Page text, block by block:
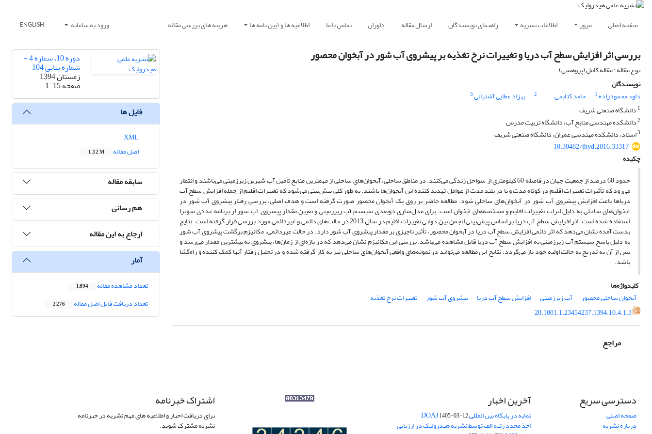
صفحه اصلی مرور اطلاعات نشریه راهنمای نویسندگان ارسال مقاله داوران تماس با ما اطلاعیه ها و آیین نامه ها هزینه های بررسی مقاله ورود به سامانه ENGLISH
بررسی اثر افزایش سطح آب دریا و تغییرات نرخ تغذیه بر پیشروی آب شور در آبخوان محصور
نوع مقاله : مقاله کامل (پژوهشی)
نویسندگان
داود محمودزاده1 حامد کتابچی 2 بهزاد عطایی آشتیانی3
1 دانشگاه صنعتی شریف
2دانشکده مهندسی منابع آب، دانشگاه تربیت مدرس
3استاد، دانشکده مهندسی عمران، دانشگاه صنعتی شریف
10.30482/jhyd.2016.33317
چکیده
حدود 60 درصد از جمعیت جهان در فاصله 60 کیلومتری از سواحل زندگی می‌کنند. در مناطق ساحلی، آبخوان‌های ساحلی از مهمترین منابع تأمین آب شیرین زیرزمینی می‌باشند و انتظار
می‌رود که تأثیرات تغییرات اقلیم در کوتاه مدت و یا در بلند مدت از عوامل تهدید کننده این آبخوان‌ها باشند. به طور کلی پیش‌بینی می‌شود که تغییرات اقلیم از جمله افزایش سطح آب
دریاها باعث افزایش پیشروی آب شور در آبخوان‌های ساحلی شود. مطالعه حاضر بر روی یک آبخوان محصور صورت گرفته است و هدف اصلی، بررسی رفتار پیشروی آب شور در
آبخوان‌های ساحلی به دلیل اثرات تغییرات اقلیم و مشخصه‌های آبخوان است. برای مدل‌سازی دوبعدی سیستم آب زیرزمینی و تعیین مقدار پیشروی آب شور از برنامه عددی سوترا
استفاده شده است. اثر افزایش سطح آب دریا بر اساس پیش‌بینی انجمن بین دولتی تغییرات اقلیم در سال 2013 در حالت‌های دائمی و غیردائمی مورد بررسی قرار گرفته است. نتایج
بدست آمده نشان می‌دهد که اثر دائمی افزایش سطح آب دریا در آبخوان محصور، تأثیر ناچیزی بر مقدار پیشروی آب شور دارد. در حالت غیردائمی، مکانیزم برگشت پیشروی آب شور
به دلیل پاسخ سیستم آب زیرزمینی به افزایش سطح آب دریا قابل مشاهده می‌باشد. بررسی این مکانیزم نشان می‌دهد که در بازه‌ای از زمان‌ها، پیشروی به بیشترین مقدار می‌رسد و
پس از آن به تدریج به حالت اولیه خود باز می‌گردد. نتایج این مطالعه می‌تواند در نمونه‌های واقعی آبخوان‌های ساحلی نیز به کار گرفته شده و در تحلیل رفتار آنها کمک کننده و راه‌گشا
باشد.
کلیدواژه‌ها
آبخوان ساحلی محصور
آب زیرزمینی افزایش سطح آب دریا پیشروی آب شور
تغییرات نرخ تغذیه
20.1001.1.23454237.1394.10.4.1.3
مراجع
دوره 10، شماره 4 -
شماره پیاپی 104
زمستان 1394
صفحه1-15
فایل ها
اصل مقاله
1.12 M
سابقه مقاله
هم رسانی
ارجاع به این مقاله
آمار
تعداد مشاهده مقاله 1,894
تعداد دریافت فایل اصل مقاله 2,276
دسترسی سریع
صفحه اصلی
درباره نشریه
آخرین اخبار
نمایه در پایگاه بین المللی DOAJ1405-03-12
اخذ مجدد رتبه الف توسط نشریه هیدرولیک در ارزیابی
اشتراک خبرنامه
برای دریافت اخبار و اطلاعیه های مهم نشریه در خبرنامه
نشریه مشترک شوید.